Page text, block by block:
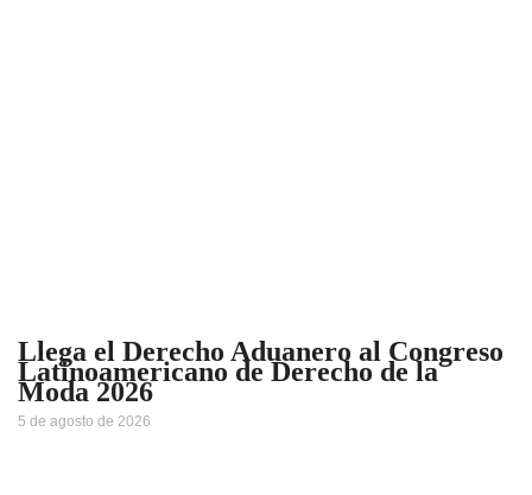
Llega el Derecho Aduanero al Congreso
Latinoamericano de Derecho de la
Moda 2026
5 de agosto de 2026